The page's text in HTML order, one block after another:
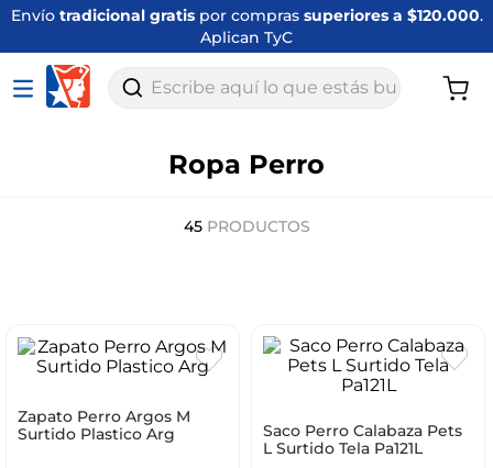
Envío tradicional gratispor compras superiores a $120.000.
Aplican TyC
Escribe aquí lo que estás buscando
Ropa Perro
45 PRODUCTOS
Zapato Perro Argos M
Surtido Plastico Arg
Saco Perro Calabaza Pets
L Surtido Tela Pa121L